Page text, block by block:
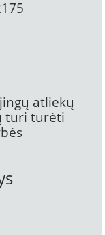
atliekų
turi turėti